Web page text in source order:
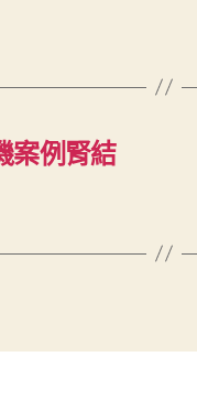
案例腎結